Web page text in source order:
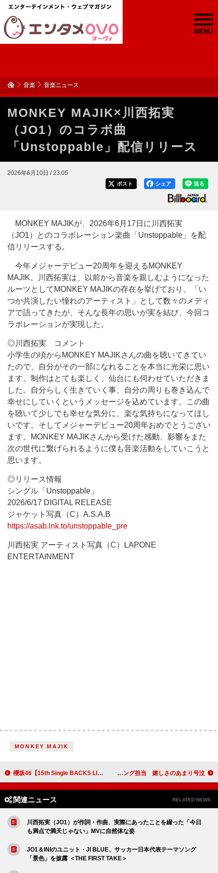
MENU
音楽 音楽ニュース
MONKEY MAJIK×川西拓実
（JO1）のコラボ曲
「Unstoppable」配信リリース
2026年6月10日 / 23:05
送る
シェア
ポスト
MONKEY MAJIKが、2026年6月17日に川西拓実
（JO1）とのコラボレーション楽曲「Unstoppable」を配
信リリースする。
今年メジャーデビュー20周年を迎えるMONKEY
MAJIK。川西拓実は、以前から音楽を親しむようになった
ルーツとしてMONKEY MAJIKの存在を挙げており、「い
つか共演したい憧れのアーティスト」として数々のメディ
アで語ってきたが、そんな長年の思いが実を結び、今回コ
ラボレーションが実現した。
◎川西拓実 コメント
小学生の頃からMONKEY MAJIKさんの曲を聴いてきてい
たので、自分がその一部になれることを本当に光栄に思い
ます。制作はとても楽しく、仙台にも伺わせていただきま
した。自分らしく生きていく事、自分の周りも巻き込んで
幸せにしていくというメッセージを込めています。この曲
を聴いて少しでも幸せな気分に、楽な気持ちになってほし
いです。そしてメジャーデビュー20周年おめでとうござい
ます。MONKEY MAJIKさんから受けた感動、影響をまた
次の世代に繋げられるように僕も音楽活動をしていこうと
思います。
◎リリース情報
シングル「Unstoppable」
2026/6/17 DIGITAL RELEASE
ジャケット写真（C）A.S.A.B
https://asab.lnk.to/unstoppable_pre
川西拓実 アーティスト写真（C）LAPONE
ENTERTAINMENT
MONKEY MAJIK
櫻坂46【15th Single BACKS LIVE!!】9月開催、アリーナツアータイトルは【What's lonesome?】 Soala、スティッチ＆エンジェル日本版プロモーションソング担当 嬉しさのあまり号泣
関連ニュース RELATED NEWS
川西拓実（JO1）が作詞・作曲、実際にあったことを綴った「今日
も満点で満天じゃない」MVに自然体な姿
JO1＆INIのユニット・JI BLUE、サッカー日本代表テーマソング
「景色」を披露 ＜THE FIRST TAKE＞